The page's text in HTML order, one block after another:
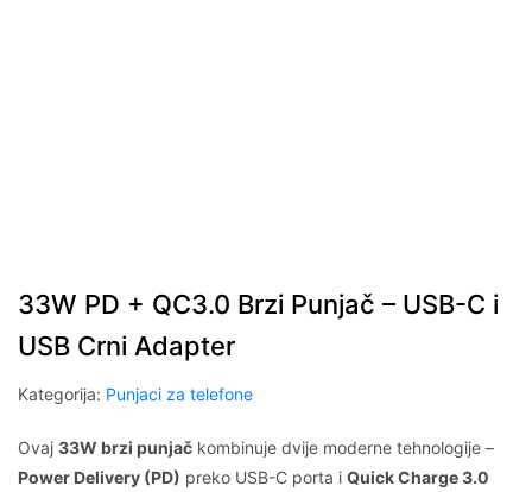
33W PD + QC3.0 Brzi Punjač – USB-C i
USB Crni Adapter
Kategorija: Punjaci za telefone
Ovaj 33W brzi punjač kombinuje dvije moderne tehnologije –
Power Delivery (PD) preko USB-C porta i Quick Charge 3.0